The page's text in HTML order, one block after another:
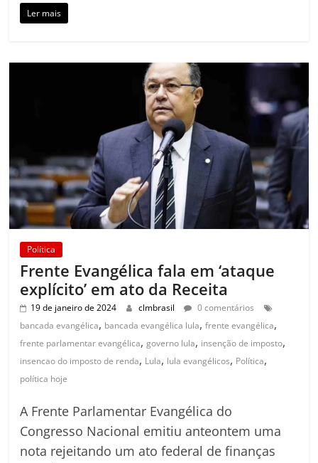
Ler mais
Política
Frente Evangélica fala em ‘ataque
explícito’ em ato da Receita
19 de janeiro de 2024 clmbrasil
0 comentários
bancada evangélica, bancada evangélica lula,frente evangélica,
frente parlamentar evangélica,governo lula, insenção de imposto,
insencao do imposto de renda, Lula, lula evangélicos, Política,
política hoje
A Frente Parlamentar Evangélica do
Congresso Nacional emitiu anteontem uma
nota rejeitando um ato federal de finanças